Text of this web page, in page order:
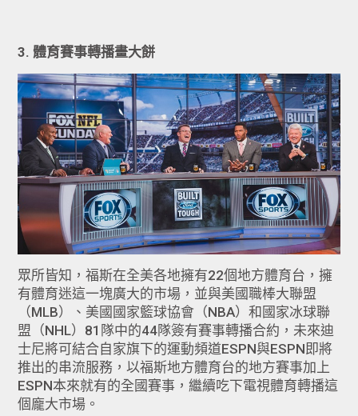
3. 體育賽事轉播畫大餅
眾所皆知，福斯在全美各地擁有22個地方體育台，擁
有體育迷這一塊廣大的市場，並與美國職棒大聯盟
（MLB）、美國國家籃球協會（NBA）和國家冰球聯
盟（NHL）81隊中的44隊簽有賽事轉播合約，未來迪
士尼將可結合自家旗下的運動頻道ESPN與ESPN即將
推出的串流服務，以福斯地方體育台的地方賽事加上
ESPN本來就有的全國賽事，繼續吃下電視體育轉播這
個龐大市場。